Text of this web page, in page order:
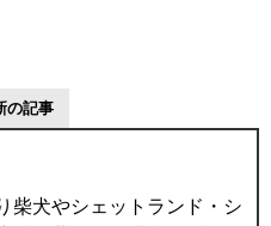
の記事
柴犬やシェットランド・シ